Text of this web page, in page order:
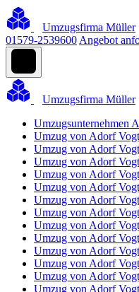
Umzugsfirma Müller
01579-2539600 Angebot
Umzugsfirma Müller
Umzugsunternehmen
Umzug von Adorf
Umzug von Adorf
Umzug von Adorf
Umzug von Adorf
Umzug von Adorf
Umzug von Adorf
Umzug von Adorf
Umzug von Adorf
Umzug von Adorf
Umzug von Adorf
Umzug von Adorf
Umzug von Adorf
Umzug von Adorf